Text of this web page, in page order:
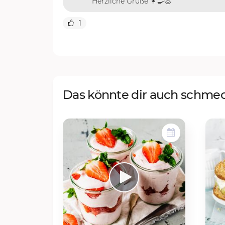
1
Das könnte dir auch